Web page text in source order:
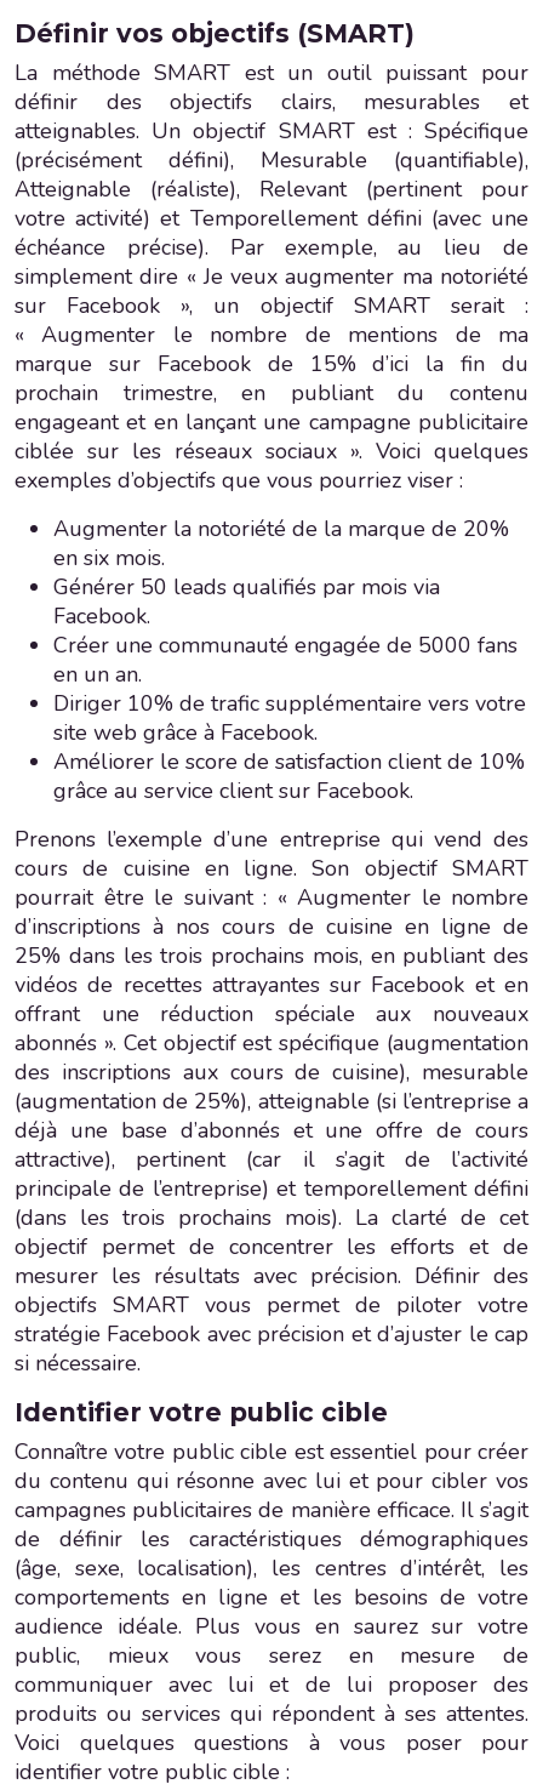
Définir vos objectifs (SMART)
La méthode SMART est un outil puissant pour
définir des objectifs clairs, mesurables et
atteignables. Un objectif SMART est : Spécifique
(précisément défini), Mesurable (quantifiable),
Atteignable (réaliste), Relevant (pertinent pour
votre activité) et Temporellement défini (avec une
échéance précise). Par exemple, au lieu de
simplement dire « Je veux augmenter ma notoriété
sur Facebook », un objectif SMART serait :
« Augmenter le nombre de mentions de ma
marque sur Facebook de 15% d’ici la fin du
prochain trimestre, en publiant du contenu
engageant et en lançant une campagne publicitaire
ciblée sur les réseaux sociaux ». Voici quelques
exemples d’objectifs que vous pourriez viser :
Augmenter la notoriété de la marque de 20%
en six mois.
Générer 50 leads qualifiés par mois via
Facebook.
Créer une communauté engagée de 5000 fans
en un an.
Diriger 10% de trafic supplémentaire vers votre
site web grâce à Facebook.
Améliorer le score de satisfaction client de 10%
grâce au service client sur Facebook.
Prenons l’exemple d’une entreprise qui vend des
cours de cuisine en ligne. Son objectif SMART
pourrait être le suivant : « Augmenter le nombre
d’inscriptions à nos cours de cuisine en ligne de
25% dans les trois prochains mois, en publiant des
vidéos de recettes attrayantes sur Facebook et en
offrant une réduction spéciale aux nouveaux
abonnés ». Cet objectif est spécifique (augmentation
des inscriptions aux cours de cuisine), mesurable
(augmentation de 25%), atteignable (si l’entreprise a
déjà une base d’abonnés et une offre de cours
attractive), pertinent (car il s’agit de l’activité
principale de l’entreprise) et temporellement défini
(dans les trois prochains mois). La clarté de cet
objectif permet de concentrer les efforts et de
mesurer les résultats avec précision. Définir des
objectifs SMART vous permet de piloter votre
stratégie Facebook avec précision et d’ajuster le cap
si nécessaire.
Identifier votre public cible
Connaître votre public cible est essentiel pour créer
du contenu qui résonne avec lui et pour cibler vos
campagnes publicitaires de manière efficace. Il s’agit
de définir les caractéristiques démographiques
(âge, sexe, localisation), les centres d’intérêt, les
comportements en ligne et les besoins de votre
audience idéale. Plus vous en saurez sur votre
public, mieux vous serez en mesure de
communiquer avec lui et de lui proposer des
produits ou services qui répondent à ses attentes.
Voici quelques questions à vous poser pour
identifier votre public cible :